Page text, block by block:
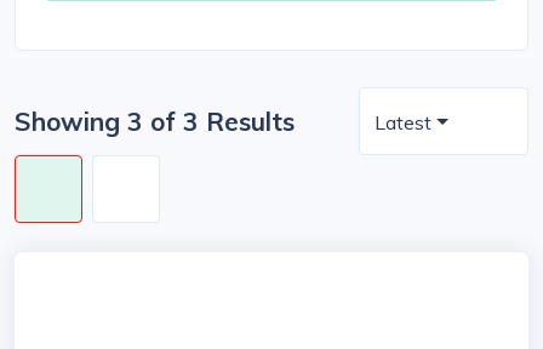
Showing 3 of 3 Results Latest